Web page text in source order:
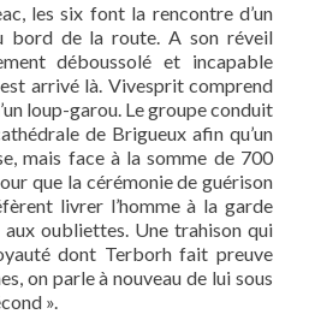
les six font la rencontre d’un
bord de la route. A son réveil
déboussolé et incapable
arrivé là. Vivesprit comprend
loup-garou. Le groupe conduit
de Brigueux afin qu’un
mais face à la somme de 700
que la cérémonie de guérison
livrer l’homme à la garde
aux oubliettes. Une trahison qui
dont Terborh fait preuve
on parle à nouveau de lui sous
».